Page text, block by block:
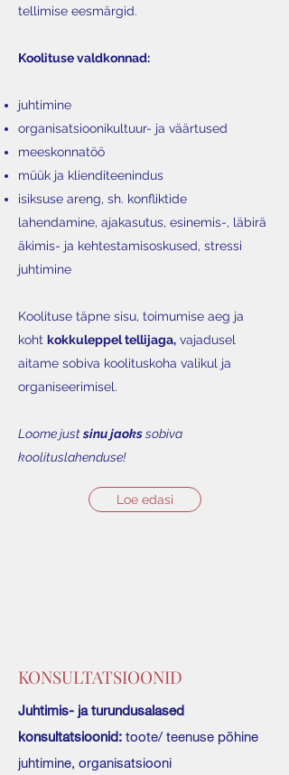
tellimise eesmärgid.
Koolituse valdkonnad:
juhtimine
organisatsioonikultuur- ja väärtused
meeskonnatöö
müük ja klienditeenindus
isiksuse areng, sh. konfliktide
lahendamine, ajakasutus, esinemis-, läbirä
äkimis- ja kehtestamisoskused, stressi
juhtimine
Koolituse täpne sisu, toimumise aeg ja
koht kokkuleppel tellijaga, vajadusel
aitame sobiva koolituskoha valikul ja
organiseerimisel.
Loome justsinu jaokssobiva
koolituslahenduse!
Loe edasi
KONSULTATSIOONID
Juhtimis- ja turundusalased
konsultatsioonid: toote/ teenuse põhine
juhtimine, organisatsiooni